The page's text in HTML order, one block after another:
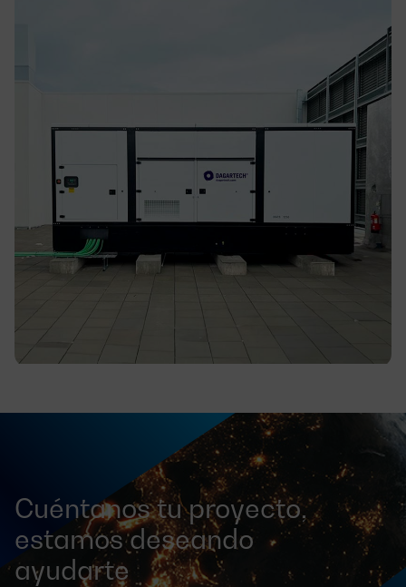
Cuéntanos tu proyecto,
estamos deseando
ayudarte